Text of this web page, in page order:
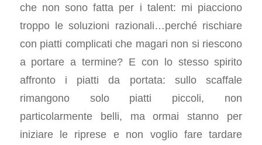
che non sono fatta per i talent: mi piacciono
troppo le soluzioni razionali…perché rischiare
con piatti complicati che magari non si riescono
a portare a termine? E con lo stesso spirito
affronto i piatti da portata: sullo scaffale
rimangono solo piatti piccoli, non
particolarmente belli, ma ormai stanno per
iniziare le riprese e non voglio fare tardare